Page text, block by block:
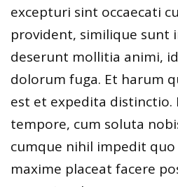
excepturi sint occaecati
provident, similique sunt
deserunt mollitia animi,
dolorum fuga. Et harum
est et expedita distinctio.
tempore, cum soluta
cumque nihil impedit
maxime placeat facere